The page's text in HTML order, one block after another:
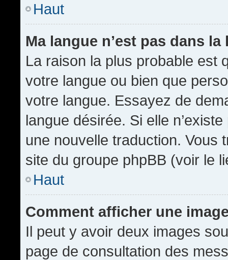
Haut
Ma langue n’est pas dans la
La raison la plus probable est
votre langue ou bien que
votre langue. Essayez de
langue désirée. Si elle
une nouvelle traduction. Vous
site du groupe phpBB (voir le
Haut
Comment afficher une
Il peut y avoir deux images
page de consultation des